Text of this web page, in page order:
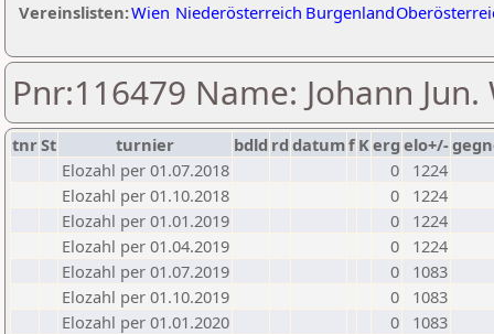
Vereinslisten:Wien Niederösterreich Burgenland
Pnr:116479 Name: Johann Jun.
tnrSt turnier bdld rd datumf Kerg elo+/-
Elozahl per 01.07.2018
0
1224
Elozahl per 01.10.2018
0
1224
Elozahl per 01.01.2019
0
1224
Elozahl per 01.04.2019
0
1224
Elozahl per 01.07.2019
0
1083
Elozahl per 01.10.2019
0
1083
Elozahl per 01.01.2020
0
1083